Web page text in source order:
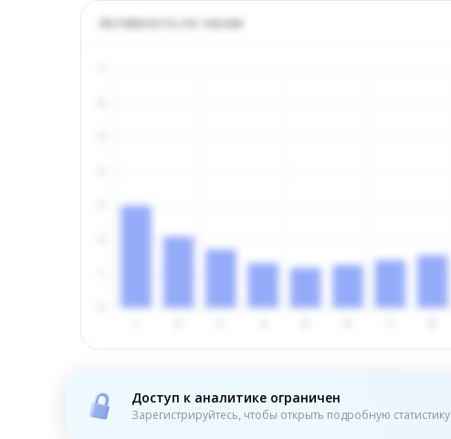
Активность по часам
Доступ к аналитике ограничен
Зарегистрируйтесь, чтобы открыть подробную статистику